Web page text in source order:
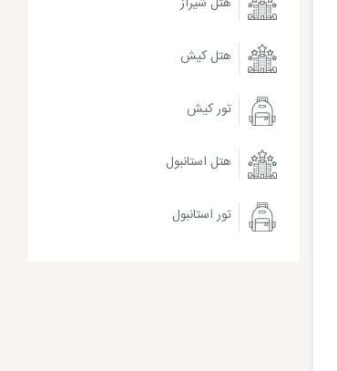
هتل کیش
تور کیش
هتل استانبول
تور استانبول